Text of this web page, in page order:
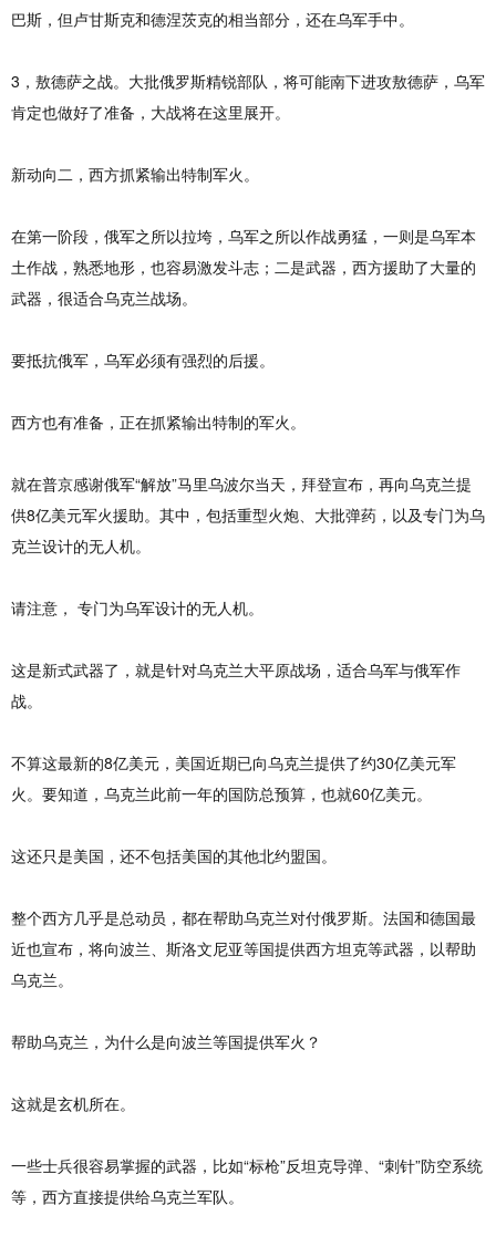
巴斯，但卢甘斯克和德涅茨克的相当部分，还在乌军手中。
3，敖德萨之战。大批俄罗斯精锐部队，将可能南下进攻敖德萨，乌军
肯定也做好了准备，大战将在这里展开。
新动向二，西方抓紧输出特制军火。
在第一阶段，俄军之所以拉垮，乌军之所以作战勇猛，一则是乌军本
土作战，熟悉地形，也容易激发斗志；二是武器，西方援助了大量的
武器，很适合乌克兰战场。
要抵抗俄军，乌军必须有强烈的后援。
西方也有准备，正在抓紧输出特制的军火。
就在普京感谢俄军“解放”马里乌波尔当天，拜登宣布，再向乌克兰提
供8亿美元军火援助。其中，包括重型火炮、大批弹药，以及专门为乌
克兰设计的无人机。
请注意， 专门为乌军设计的无人机。
这是新式武器了，就是针对乌克兰大平原战场，适合乌军与俄军作
战。
不算这最新的8亿美元，美国近期已向乌克兰提供了约30亿美元军
火。要知道，乌克兰此前一年的国防总预算，也就60亿美元。
这还只是美国，还不包括美国的其他北约盟国。
整个西方几乎是总动员，都在帮助乌克兰对付俄罗斯。法国和德国最
近也宣布，将向波兰、斯洛文尼亚等国提供西方坦克等武器，以帮助
乌克兰。
帮助乌克兰，为什么是向波兰等国提供军火？
这就是玄机所在。
一些士兵很容易掌握的武器，比如“标枪”反坦克导弹、“刺针”防空系统
等，西方直接提供给乌克兰军队。